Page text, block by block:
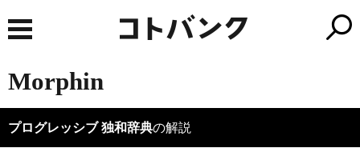
Morphin
プログレッシブ 独和辞典の解説